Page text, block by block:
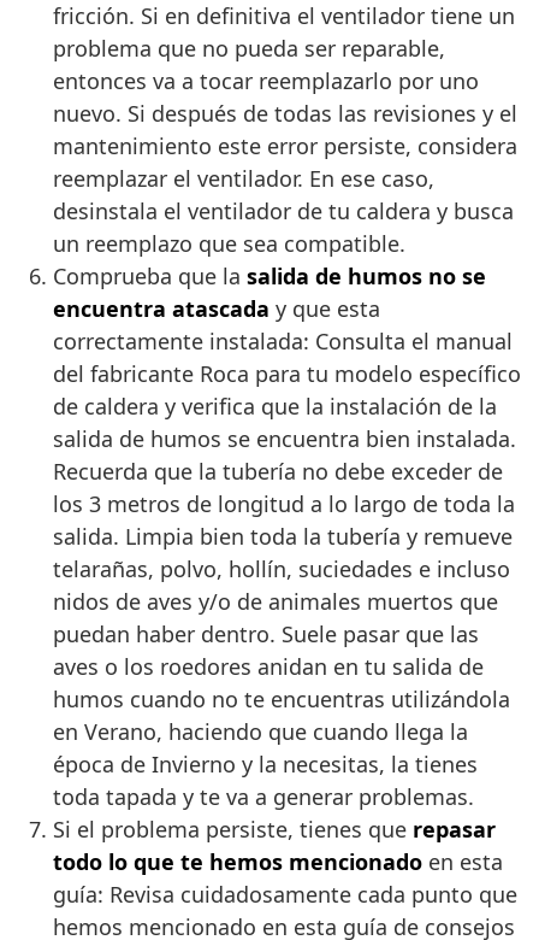
fricción. Si en definitiva el ventilador tiene un
problema que no pueda ser reparable,
entonces va a tocar reemplazarlo por uno
nuevo. Si después de todas las revisiones y el
mantenimiento este error persiste, considera
reemplazar el ventilador. En ese caso,
desinstala el ventilador de tu caldera y busca
un reemplazo que sea compatible.
Comprueba que la salida de humos no se
encuentra atascada y que esta
correctamente instalada: Consulta el manual
del fabricante Roca para tu modelo específico
de caldera y verifica que la instalación de la
salida de humos se encuentra bien instalada.
Recuerda que la tubería no debe exceder de
los 3 metros de longitud a lo largo de toda la
salida. Limpia bien toda la tubería y remueve
telarañas, polvo, hollín, suciedades e incluso
nidos de aves y/o de animales muertos que
puedan haber dentro. Suele pasar que las
aves o los roedores anidan en tu salida de
humos cuando no te encuentras utilizándola
en Verano, haciendo que cuando llega la
época de Invierno y la necesitas, la tienes
toda tapada y te va a generar problemas.
Si el problema persiste, tienes que repasar
todo lo que te hemos mencionado en esta
guía: Revisa cuidadosamente cada punto que
hemos mencionado en esta guía de consejos